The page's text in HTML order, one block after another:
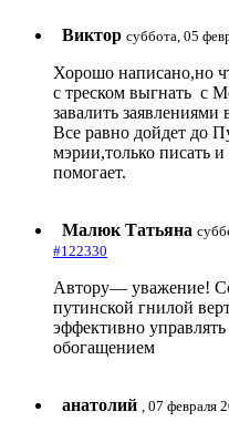
Виктор суббота, 05
Хорошо написано,но
с треском выгнать с
завалить заявлениями
Все равно дойдет до
мэрии,только писать
помогает.
Малюк Татьяна
#122330
Автору— уважение!
путинской гнилой
эффективно
обогащением
анатолий , 07 февраля